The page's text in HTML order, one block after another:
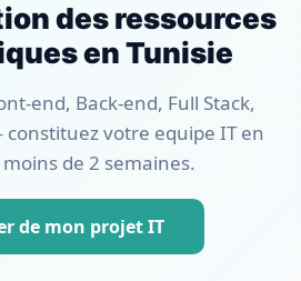
des ressources
en Tunisie
end, Back-end, Full Stack,
votre equipe IT en
de 2 semaines.
de mon projet IT